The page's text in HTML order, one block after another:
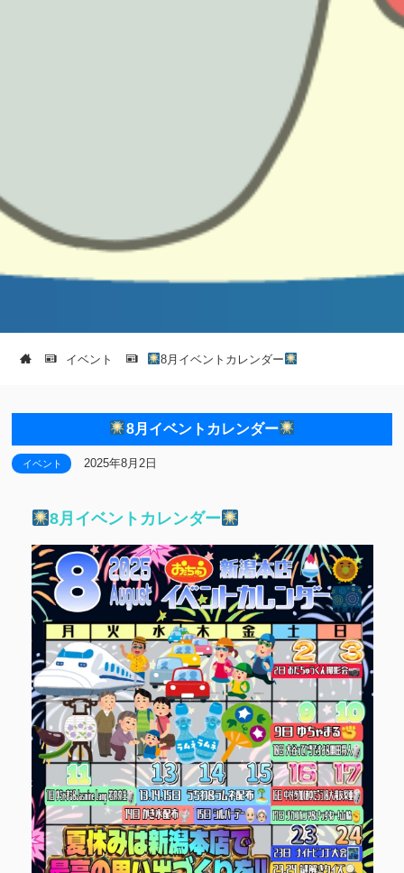
イベント 8月イベントカレンダー
8月イベントカレンダー
イベント 2025年8月2日
8月イベントカレンダー